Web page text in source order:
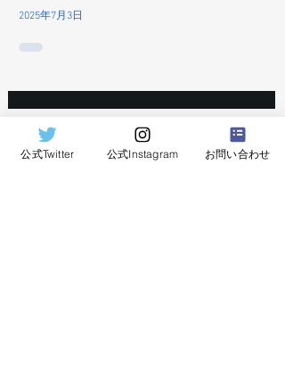
2025年7月3日
2025年度 男女リーグ戦について
2025年4月11日
公式Twitter 公式Instagram お問い合わせ